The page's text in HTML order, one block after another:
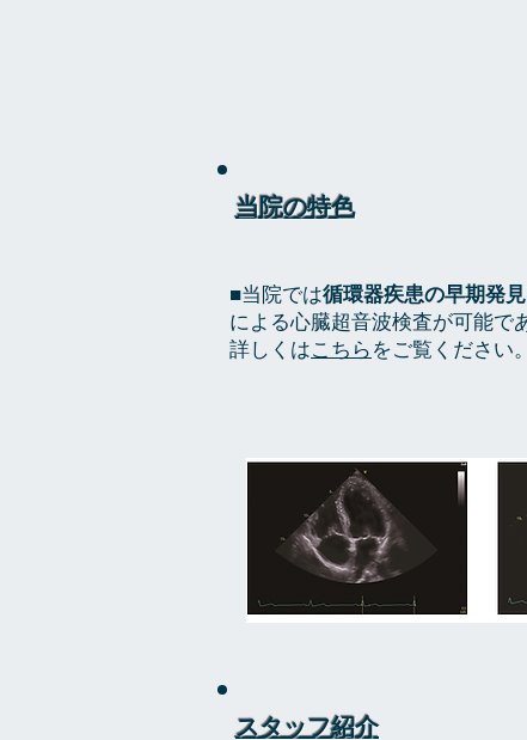
当院の特色
​■当院では循環器疾患の早期発見
による心臓超音波検査が可能で
​詳しくはこちら をご覧ください。
スタッフ紹介